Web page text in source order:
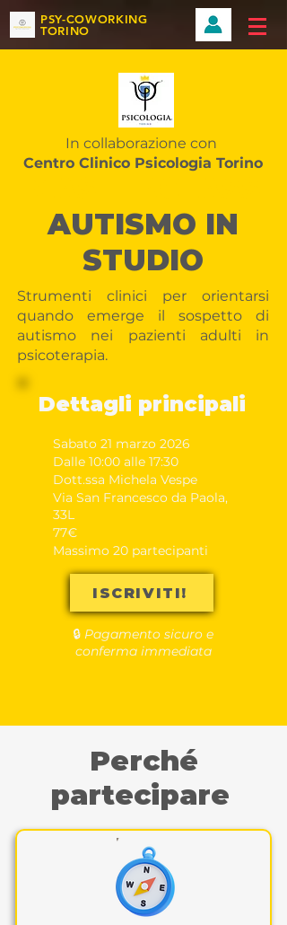
PSY-COWORKING
TORINO
AUTISMO IN
STUDIO
In collaborazione con
Centro Clinico Psicologia Torino
Strumenti clinici per orientarsi
quando emerge il sospetto di
autismo nei pazienti adulti in
psicoterapia.
Dettagli principali
Sabato 21 marzo 2026
Dalle 10:00 alle 17:30
Dott.ssa Michela Vespe
Via San Francesco da Paola,
33L
77€
Massimo 20 partecipanti
ISCRIVITI!
🔒 Pagamento sicuro e
conferma immediata
Perché
partecipare